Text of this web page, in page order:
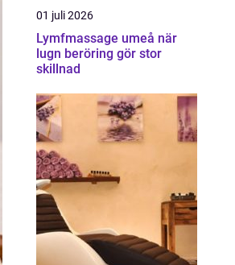
01 juli 2026
Lymfmassage umeå när
lugn beröring gör stor
skillnad